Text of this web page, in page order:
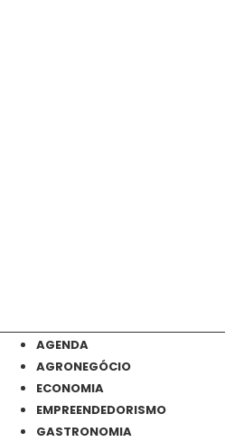
AGENDA
AGRONEGÓCIO
ECONOMIA
EMPREENDEDORISMO
GASTRONOMIA